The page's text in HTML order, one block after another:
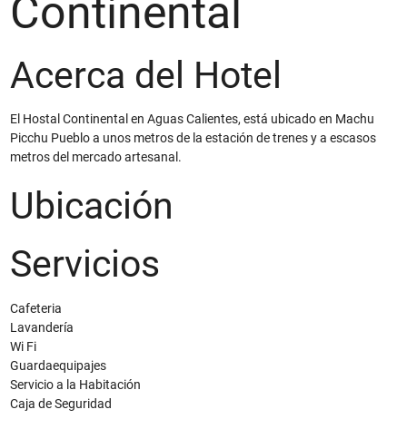
Continental
Acerca del Hotel
El Hostal Continental en Aguas Calientes, está ubicado en Machu
Picchu Pueblo a unos metros de la estación de trenes y a escasos
metros del mercado artesanal.
Ubicación
Servicios
Cafeteria
Lavandería
Wi Fi
Guardaequipajes
Servicio a la Habitación
Caja de Seguridad